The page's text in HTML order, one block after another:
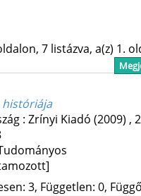
7 listázva, a(z) 1.
históriája
: Zrínyi Kiadó (2009) ,
3, Független: 0,